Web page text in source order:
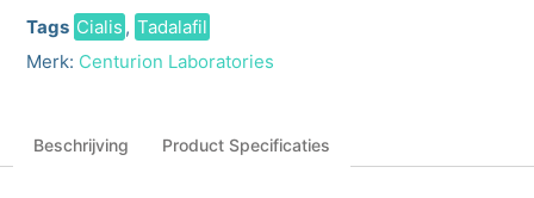
Tags Cialis , Tadalafil
Merk: Centurion Laboratories
Beschrijving Product Specificaties